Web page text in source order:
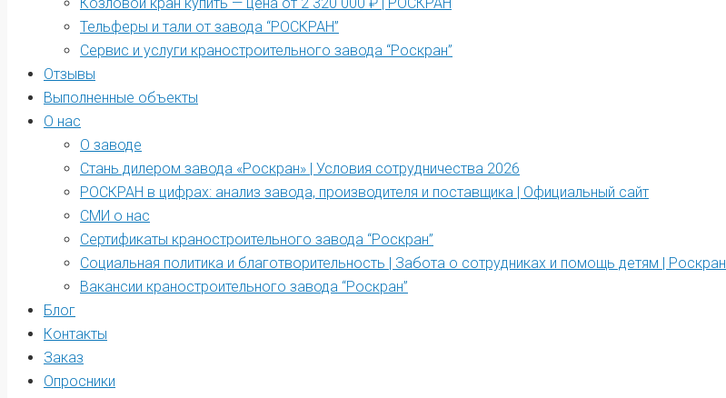
Тельферы и тали от завода “РОСКРАН”
Сервис и услуги краностроительного завода “Роскран”
Отзывы
Выполненные объекты
О нас
О заводе
Стань дилером завода «Роскран» | Условия сотрудничества 2026
РОСКРАН в цифрах: анализ завода, производителя и поставщика | Официальный сайт
СМИ о нас
Сертификаты краностроительного завода “Роскран”
Социальная политика и благотворительность | Забота о сотрудниках и помощь детям | Роскран
Вакансии краностроительного завода “Роскран”
Блог
Контакты
Заказ
Опросники